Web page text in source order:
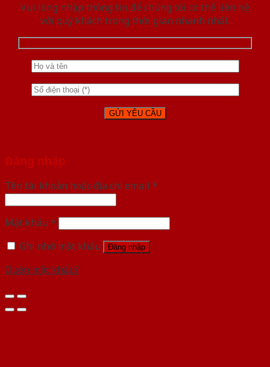
Vui lòng nhập thông tin để chúng tôi có thể liên hệ
với quý khách trong thời gian nhanh nhất.
Đăng nhập
Tên tài khoản hoặc địa chỉ email *
Mật khẩu *
Ghi nhớ mật khẩu
Đăng nhập
Quên mật khẩu?